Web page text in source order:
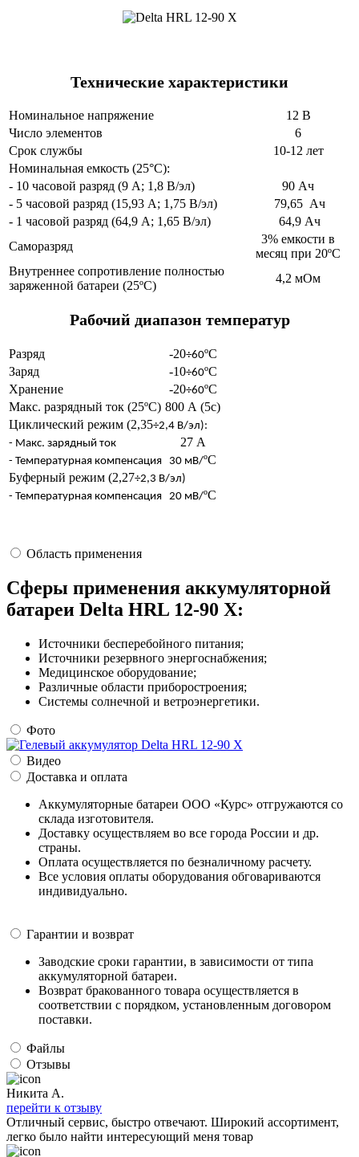
Технические характеристики
Номинальное напряжение
12 В
Число элементов
6
Срок службы
10-12 лет
Номинальная емкость (25°С):
- 10 часовой разряд (9 А; 1,8 В/эл)
90 Ач
- 5 часовой разряд (15,93 А; 1,75 В/эл)
79,65 Ач
- 1 часовой разряд (64,9 А; 1,65 В/эл)
64,9 Ач
Саморазряд
3% емкости в
месяц при 20ºС
Внутреннее сопротивление полностью
заряженной батареи (25ºС)
4,2 мОм
Рабочий диапазон температур
Разряд -20÷60ºС
Заряд
-10÷60ºС
Хранение
-20÷60ºС
Макс. разрядный ток (25ºС) 800 А (5с)
Циклический режим (2,35÷2,4 В/эл):
- Макс. зарядный ток
27 А
- Температурная компенсация 30 мВ/ºC
Буферный режим (2,27÷2,3 В/эл)
- Температурная компенсация 20 мВ/ºC
Область применения
Сферы применения аккумуляторной
батареи Delta HRL 12-90 X:
Источники бесперебойного питания;
Источники резервного энергоснабжения;
Медицинское оборудование;
Различные области приборостроения;
Системы солнечной и ветроэнергетики.
Фото
Видео
Доставка и оплата
Аккумуляторные батареи ООО «Курс» отгружаются со
склада изготовителя.
Доставку осуществляем во все города России и др.
страны.
Оплата осуществляется по безналичному расчету.
Все условия оплаты оборудования обговариваются
индивидуально.
Гарантии и возврат
Заводские сроки гарантии, в зависимости от типа
аккумуляторной батареи.
Возврат бракованного товара осуществляется в
соответствии с порядком, установленным договором
поставки.
Файлы
Отзывы
Никита А.
перейти к отзыву
Отличный сервис, быстро отвечают. Широкий ассортимент,
легко было найти интересующий меня товар